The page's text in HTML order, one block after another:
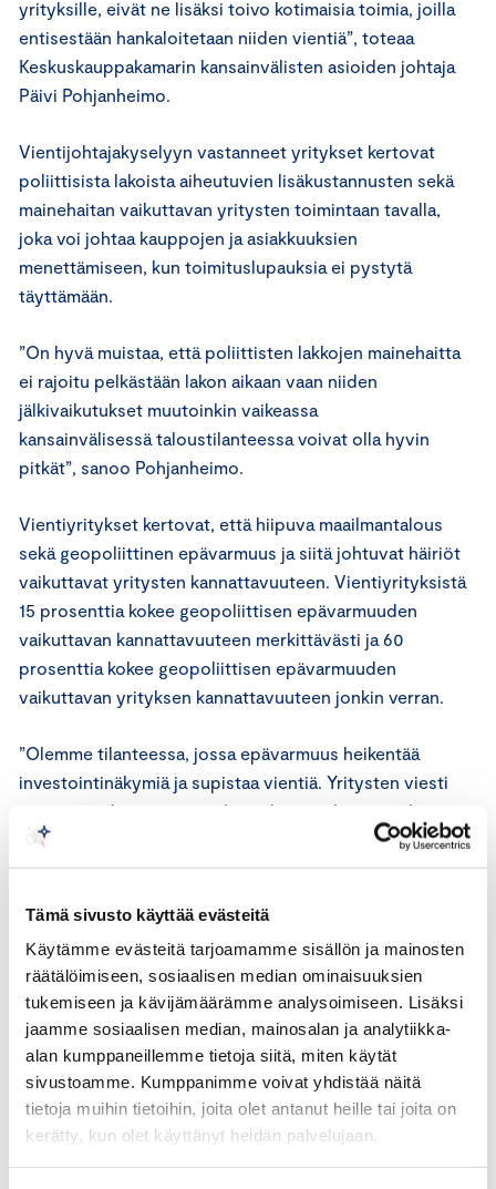
Tämä sivusto käyttää evästeitä
Käytämme evästeitä tarjoamamme sisällön ja mainosten
räätälöimiseen, sosiaalisen median ominaisuuksien
tukemiseen ja kävijämäärämme analysoimiseen. Lisäksi
jaamme sosiaalisen median, mainosalan ja analytiikka-
alan kumppaneillemme tietoja siitä, miten käytät
sivustoamme. Kumppanimme voivat yhdistää näitä
tietoja muihin tietoihin, joita olet antanut heille tai joita on
kerätty, kun olet käyttänyt heidän palvelujaan.
yrityksille, eivät ne lisäksi toivo kotimaisia toimia, joilla
entisestään hankaloitetaan niiden vientiä”, toteaa
Keskuskauppakamarin kansainvälisten asioiden johtaja
Päivi Pohjanheimo.
Vientijohtajakyselyyn vastanneet yritykset kertovat
poliittisista lakoista aiheutuvien lisäkustannusten sekä
mainehaitan vaikuttavan yritysten toimintaan tavalla,
joka voi johtaa kauppojen ja asiakkuuksien
menettämiseen, kun toimituslupauksia ei pystytä
täyttämään.
”On hyvä muistaa, että poliittisten lakkojen mainehaitta
ei rajoitu pelkästään lakon aikaan vaan niiden
jälkivaikutukset muutoinkin vaikeassa
kansainvälisessä taloustilanteessa voivat olla hyvin
pitkät”, sanoo Pohjanheimo.
Vientiyritykset kertovat, että hiipuva maailmantalous
sekä geopoliittinen epävarmuus ja siitä johtuvat häiriöt
vaikuttavat yritysten kannattavuuteen. Vientiyrityksistä
15 prosenttia kokee geopoliittisen epävarmuuden
vaikuttavan kannattavuuteen merkittävästi ja 60
prosenttia kokee geopoliittisen epävarmuuden
vaikuttavan yrityksen kannattavuuteen jonkin verran.
”Olemme tilanteessa, jossa epävarmuus heikentää
investointinäkymiä ja supistaa vientiä. Yritysten viesti
on, että niiden toiminnan kannalta ennakoitavuuden
saavuttaminen liiketoiminnan palauttamiseksi on
ehdottoman tärkeätä. Lisäkustannuksia ja menetysten
Pohjanheimo.
Vientijohtajakysely tehtiin 12-15.3. ja siihen vastasi 81
vientiyritystä ympäri Suomen. Kolmasosa vastanneista
yrityksistä työllistää yli 250 henkeä ja kolmasosa 50-249
henkeä. Kyselyn aineisto on kerätty sähköpostite ja
siihen pystyi vastaamaan vain kerran yritystä kohden.
VIENTIKYSELYN TULOKSET